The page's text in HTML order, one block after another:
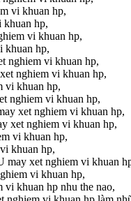
vi khuan hp,
khuan hp,
vi khuan hp,
khuan hp,
nghiem vi khuan hp,
nghiem vi khuan hp,
vi khuan hp,
nghiem vi khuan hp,
xet nghiem vi khuan hp,
xet nghiem vi khuan hp,
vi khuan hp,
khuan hp,
xet nghiem vi khuan
vi khuan hp,
vi khuan hp nhu the nao,